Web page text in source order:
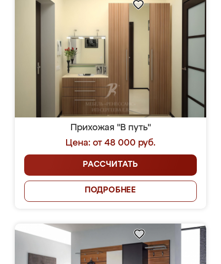
Прихожая "В путь"
Цена: от 48 000 руб.
РАССЧИТАТЬ
ПОДРОБНЕЕ